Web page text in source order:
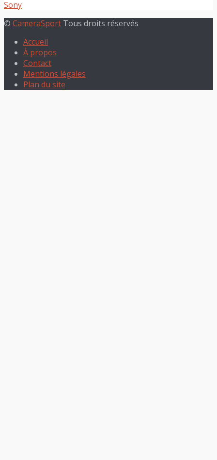
Sony
© CameraSport Tous droits réservés
Accueil
À propos
Contact
Mentions légales
Plan du site